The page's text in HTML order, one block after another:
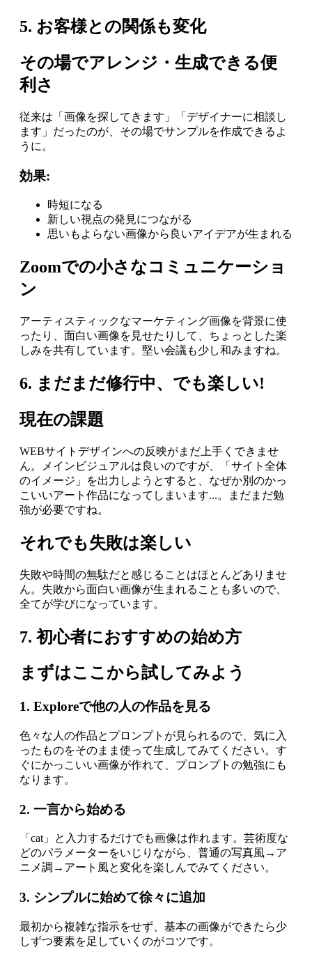
5. お客様との関係も変化
その場でアレンジ・生成できる便
利さ
従来は「画像を探してきます」「デザイナーに相談し
ます」だったのが、その場でサンプルを作成できるよ
うに。
効果:
時短になる
新しい視点の発見につながる
思いもよらない画像から良いアイデアが生まれる
Zoomでの小さなコミュニケーショ
ン
アーティスティックなマーケティング画像を背景に使
ったり、面白い画像を見せたりして、ちょっとした楽
しみを共有しています。堅い会議も少し和みますね。
6. まだまだ修行中、でも楽しい!
現在の課題
WEBサイトデザインへの反映がまだ上手くできませ
ん。メインビジュアルは良いのですが、「サイト全体
のイメージ」を出力しようとすると、なぜか別のかっ
こいいアート作品になってしまいます...。まだまだ勉
強が必要ですね。
それでも失敗は楽しい
失敗や時間の無駄だと感じることはほとんどありませ
ん。失敗から面白い画像が生まれることも多いので、
全てが学びになっています。
7. 初心者におすすめの始め方
まずはここから試してみよう
1. Exploreで他の人の作品を見る
色々な人の作品とプロンプトが見られるので、気に入
ったものをそのまま使って生成してみてください。す
ぐにかっこいい画像が作れて、プロンプトの勉強にも
なります。
2. 一言から始める
「cat」と入力するだけでも画像は作れます。芸術度な
どのパラメーターをいじりながら、普通の写真風→ア
ニメ調→アート風と変化を楽しんでみてください。
3. シンプルに始めて徐々に追加
最初から複雑な指示をせず、基本の画像ができたら少
しずつ要素を足していくのがコツです。